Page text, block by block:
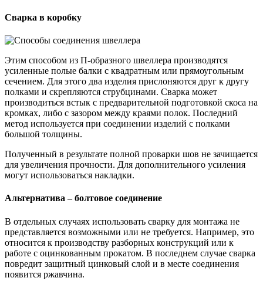
Сварка в коробку
Этим способом из П-образного швеллера производятся
усиленные полые балки с квадратным или прямоугольным
сечением. Для этого два изделия прислоняются друг к другу
полками и скрепляются струбцинами. Сварка может
производиться встык с предварительной подготовкой скоса на
кромках, либо с зазором между краями полок. Последний
метод используется при соединении изделий с полками
большой толщины.
Полученный в результате полной проварки шов не зачищается
для увеличения прочности. Для дополнительного усиления
могут использоваться накладки.
Альтернатива – болтовое соединение
В отдельных случаях использовать сварку для монтажа не
представляется возможными или не требуется. Например, это
относится к производству разборных конструкций или к
работе с оцинкованным прокатом. В последнем случае сварка
повредит защитный цинковый слой и в месте соединения
появится ржавчина.